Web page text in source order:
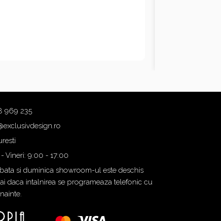
969 235
Vineri: 9:00 - 17:00
si duminica showroom-ul este deschis
daca intalnirea se programeaza telefonic cu